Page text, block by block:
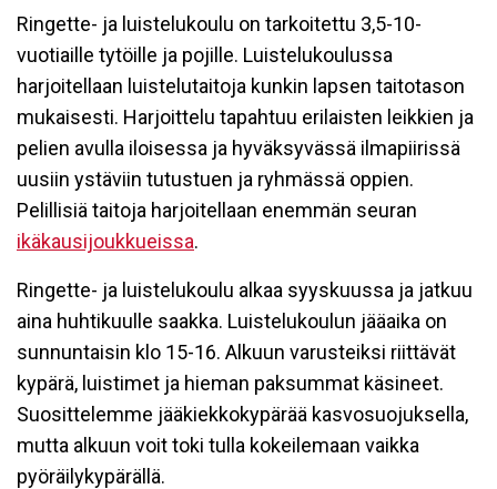
Ringette- ja luistelukoulu on tarkoitettu 3,5-10-
vuotiaille tytöille ja pojille. Luistelukoulussa
harjoitellaan luistelutaitoja kunkin lapsen taitotason
mukaisesti. Harjoittelu tapahtuu erilaisten leikkien ja
pelien avulla iloisessa ja hyväksyvässä ilmapiirissä
uusiin ystäviin tutustuen ja ryhmässä oppien.
Pelillisiä taitoja harjoitellaan enemmän seuran
ikäkausijoukkueissa.
Ringette- ja luistelukoulu alkaa syyskuussa ja jatkuu
aina huhtikuulle saakka. Luistelukoulun jääaika on
sunnuntaisin klo 15-16. Alkuun varusteiksi riittävät
kypärä, luistimet ja hieman paksummat käsineet.
Suosittelemme jääkiekkokypärää kasvosuojuksella,
mutta alkuun voit toki tulla kokeilemaan vaikka
pyöräilykypärällä.